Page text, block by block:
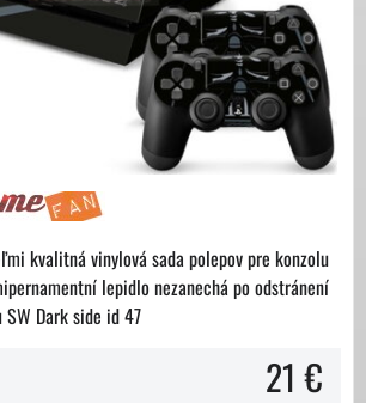
kvalitná vinylová sada polepov pre konzolu
lepidlo nezanechá po odstránení
SW Dark side id 47
21 €